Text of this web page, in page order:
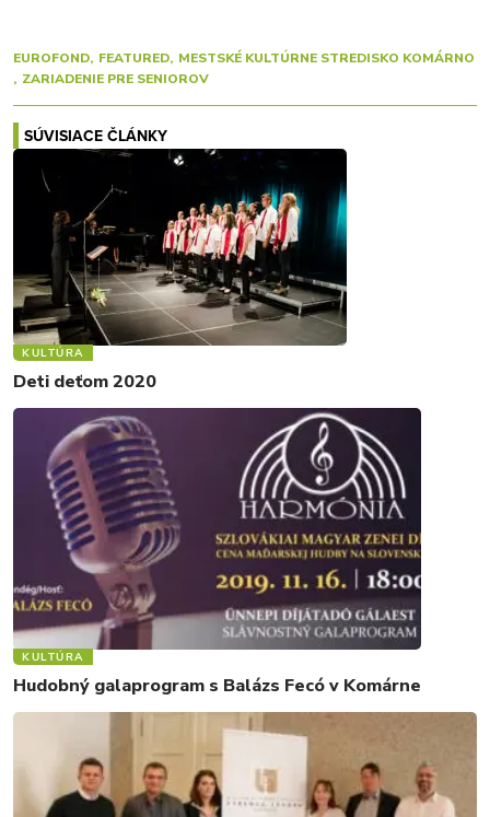
EUROFOND FEATURED MESTSKÉ KULTÚRNE STREDISKO KOMÁRNO
ZARIADENIE PRE SENIOROV
SÚVISIACE ČLÁNKY
KULTÚRA
Deti deťom 2020
KULTÚRA
Hudobný galaprogram s Balázs Fecó v Komárne